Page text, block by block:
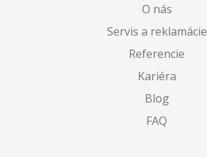
O nás
Servis a reklamácie
Referencie
Kariéra
Blog
FAQ